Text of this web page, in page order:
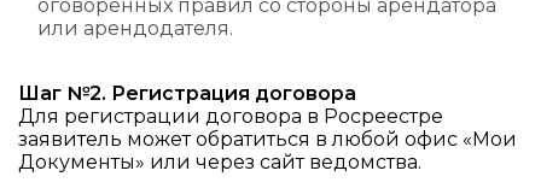
оговоренных правил со стороны арендатора
или арендодателя.
Шаг №2. Регистрация договора
Для регистрации договора в Росреестре
заявитель может обратиться в любой офис «Мои
Документы» или через сайт ведомства.